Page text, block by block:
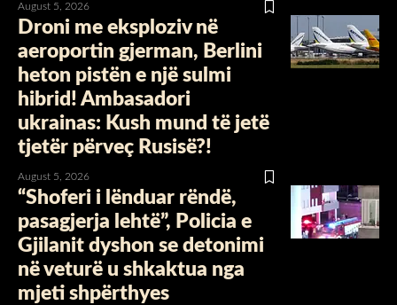
August 5, 2026
Droni me eksploziv në
aeroportin gjerman, Berlini
heton pistën e një sulmi
hibrid! Ambasadori
ukrainas: Kush mund të jetë
tjetër përveç Rusisë?!
August 5, 2026
“Shoferi i lënduar rëndë,
pasagjerja lehtë”, Policia e
Gjilanit dyshon se detonimi
në veturë u shkaktua nga
mjeti shpërthyes